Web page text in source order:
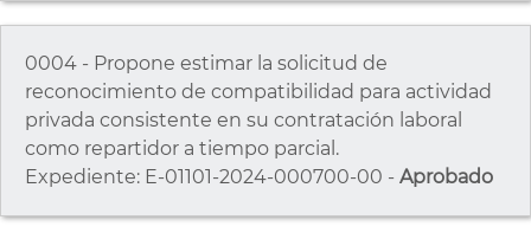
0004 - Propone estimar la solicitud de
reconocimiento de compatibilidad para actividad
privada consistente en su contratación laboral
como repartidor a tiempo parcial.
Expediente: E-01101-2024-000700-00 - Aprobado